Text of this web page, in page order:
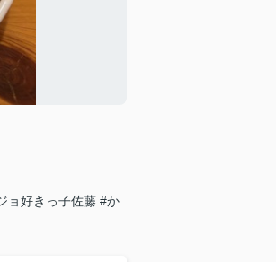
ョ好きっ子佐藤 #か